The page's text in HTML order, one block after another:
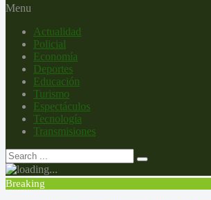
Menu
Actualidad
Policial
Economía
Deportes
Educación
Turismo
Espectáculos
Tecnología
Transmisiones
Breaking